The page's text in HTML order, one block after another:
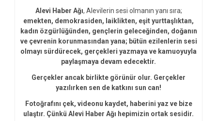
Alevi Haber Ağı, Alevilerin sesi olmanın yanı sıra;
emekten, demokrasiden, laiklikten, eşit yurttaşlıktan,
kadın özgürlüğünden, gençlerin geleceğinden, doğanın
ve çevrenin korunmasından yana; bütün ezilenlerin sesi
olmayı sürdürecek, gerçekleri yazmaya ve kamuoyuyla
paylaşmaya devam edecektir.
Gerçekler ancak birlikte görünür olur. Gerçekler
yazılırken sen de katkını sun can!
Fotoğrafını çek, videonu kaydet, haberini yaz ve bize
ulaştır. Çünkü Alevi Haber Ağı hepimizin ortak sesidir.